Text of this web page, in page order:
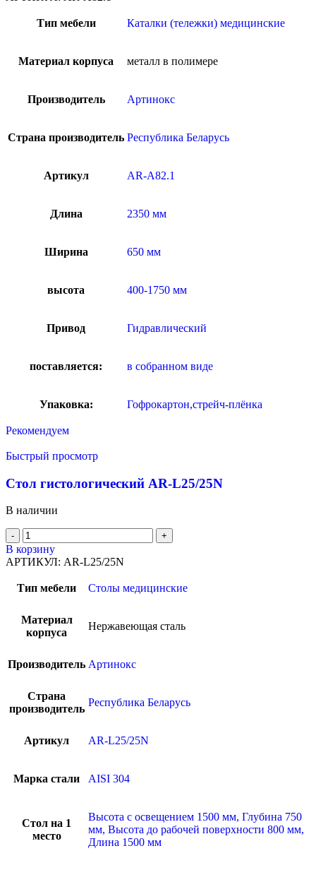
Тип мебели Каталки (тележки) медицинские
Материал корпуса металл в полимере
Производитель Артинокс
Страна производитель Республика Беларусь
Артикул AR-A82.1
Длина 2350 мм
Ширина 650 мм
высота 400-1750 мм
Привод Гидравлический
поставляется: в собранном виде
Упаковка: Гофрокартон,стрейч-плёнка
Рекомендуем
Быстрый просмотр
Стол гистологический AR-L25/25N
В наличии
В корзину
АРТИКУЛ: AR-L25/25N
Тип мебели Столы медицинские
Материал
корпуса
Нержавеющая сталь
Производитель Артинокс
Страна
производитель
Республика Беларусь
Артикул AR-L25/25N
Марка стали AISI 304
Стол на 1
место
Высота с освещением 1500 мм, Глубина 750
мм, Высота до рабочей поверхности 800 мм,
Длина 1500 мм